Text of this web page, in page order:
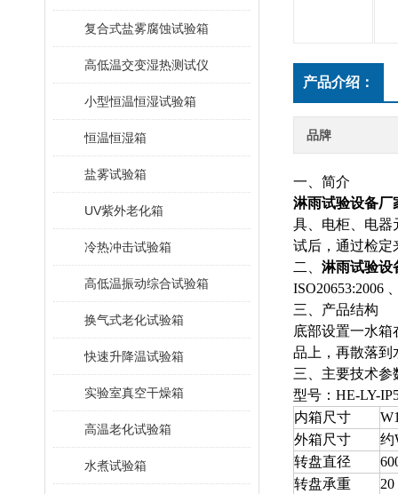
复合式盐雾腐蚀试验箱
高低温交变湿热测试仪
小型恒温恒湿试验箱
恒温恒湿箱
盐雾试验箱
UV紫外老化箱
冷热冲击试验箱
高低温振动综合试验箱
换气式老化试验箱
快速升降温试验箱
实验室真空干燥箱
高温老化试验箱
水煮试验箱
产品介绍：
品牌
一、简介
淋雨试验设备厂
具、电柜、电器
试后，通过检定
二、 淋雨试验设
ISO20653:2006
三、产品结构
底部设置一水
品上，再散落到
三、主要技术参
型号：HE-LY-
内箱尺寸
外箱尺寸
约
转盘直径
转盘承重
20